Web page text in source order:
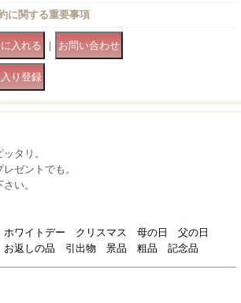
に関する重要事項
｜
タリ。
ゼントでも。
い。
ホワイトデー クリスマス 母の日 父の日
お返しの品 引出物 景品 粗品 記念品